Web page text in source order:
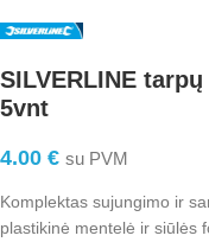
SILVERLINE
5vnt
4.00 € su PVM
Komplektas sujungimo ir
plastikinė mentelė ir siūlės